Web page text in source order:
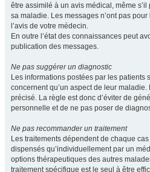
être assimilé à un avis médical, même s’il
sa maladie. Les messages n’ont pas
l’avis de votre médecin.
En outre l’état des connaissances peut
publication des messages.
Ne pas suggérer un diagnostic
Les informations postées par les patients
concernent qu’un aspect de leur
précisé. La règle est donc d’éviter de
personnelle et de ne pas poser de
Ne pas recommander un traitement
Les traitements dépendent de chaque
dispensés qu’individuellement par un
options thérapeutiques des autres
traitement spécifique est le seul à être